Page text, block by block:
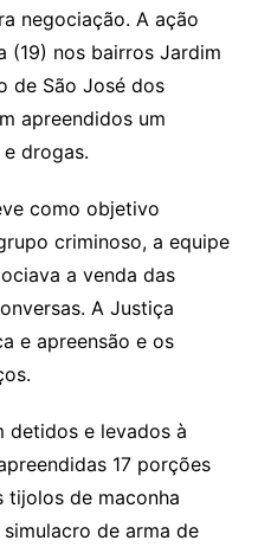
negociação. A ação
(19) nos bairros Jardim
de São José dos
apreendidos um
drogas.
como objetivo
criminoso, a equipe
a venda das
A Justiça
e apreensão e os
detidos e levados à
17 porções
tijolos de maconha
de arma de